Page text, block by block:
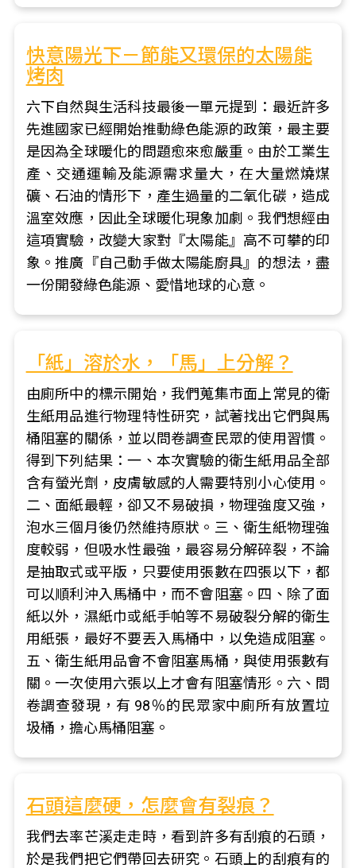
快意陽光下－節能又環保的太陽能
烤肉
六下自然與生活科技最後一單元提到：最近許多
先進國家已經開始推動綠色能源的政策，最主要
是因為全球暖化的問題愈來愈嚴重。由於工業生
產、交通運輸及能源需求量大，在大量燃燒煤
礦、石油的情形下，產生過量的二氧化碳，造成
溫室效應，因此全球暖化現象加劇。我們想經由
這項實驗，改變大家對『太陽能』高不可攀的印
象。推廣『自己動手做太陽能廚具』的想法，盡
一份開發綠色能源、愛惜地球的心意。
「紙」溶於水，「馬」上分解？
由廁所中的標示開始，我們蒐集市面上常見的衛
生紙用品進行物理特性研究，試著找出它們與馬
桶阻塞的關係，並以問卷調查民眾的使用習慣。
得到下列結果：一、本次實驗的衛生紙用品全部
含有螢光劑，皮膚敏感的人需要特別小心使用。
二、面紙最輕，卻又不易破損，物理強度又強，
泡水三個月後仍然維持原狀。三、衛生紙物理強
度較弱，但吸水性最強，最容易分解碎裂，不論
是抽取式或平版，只要使用張數在四張以下，都
可以順利沖入馬桶中，而不會阻塞。四、除了面
紙以外，濕紙巾或紙手帕等不易破裂分解的衛生
用紙張，最好不要丟入馬桶中，以免造成阻塞。
五、衛生紙用品會不會阻塞馬桶，與使用張數有
關。一次使用六張以上才會有阻塞情形。六、問
卷調查發現，有 98％的民眾家中廁所有放置垃
圾桶，擔心馬桶阻塞。
石頭這麼硬，怎麼會有裂痕？
我們去率芒溪走走時，看到許多有刮痕的石頭，
於是我們把它們帶回去研究。石頭上的刮痕有的